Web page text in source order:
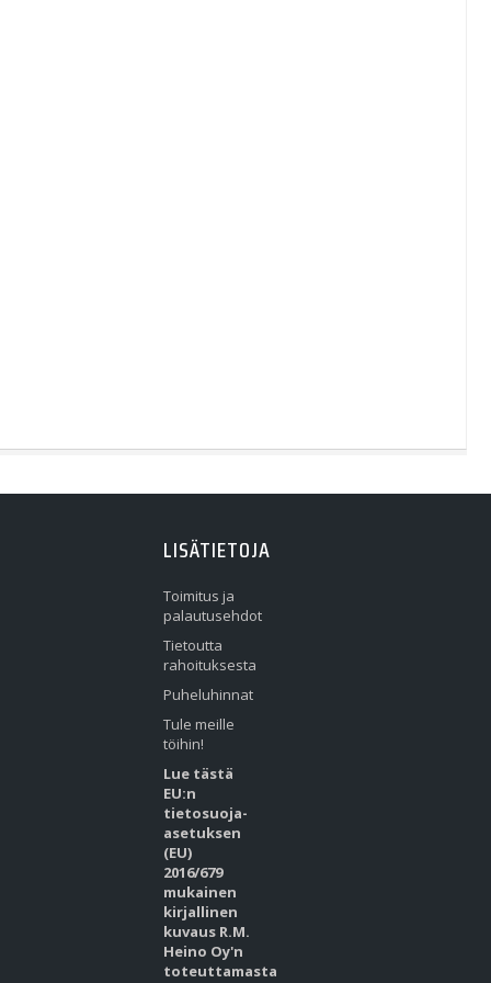
LISÄTIETOJA
Toimitus ja
palautusehdot
Tietoutta
rahoituksesta
Puheluhinnat
Tule meille
töihin!
Lue tästä
EU:n
tietosuoja-
asetuksen
(EU)
2016/679
mukainen
kirjallinen
kuvaus R.M.
Heino Oy'n
toteuttamasta